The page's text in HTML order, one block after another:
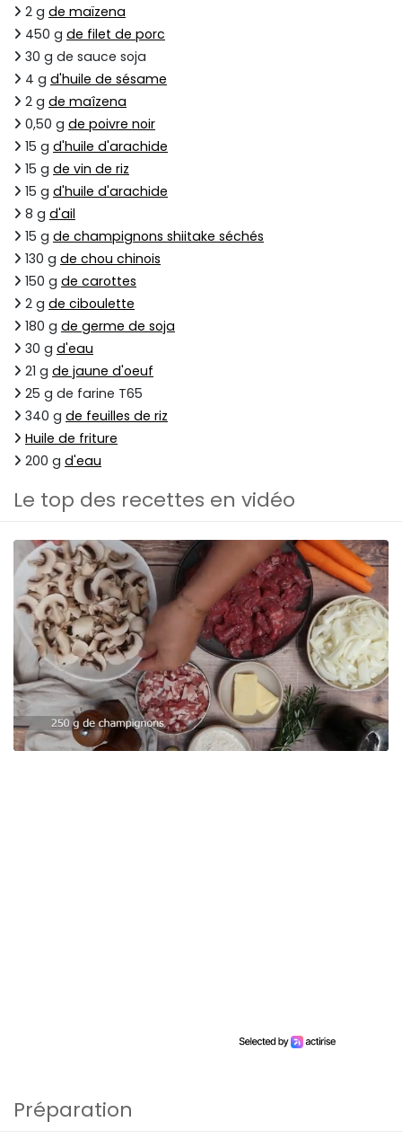
2 g de maïzena
450 g de filet de porc
30 g de sauce soja
4 g d'huile de sésame
2 g de maîzena
0,50 g de poivre noir
15 g d'huile d'arachide
15 g de vin de riz
15 g d'huile d'arachide
8 g d'ail
15 g de champignons shiitake séchés
130 g de chou chinois
150 g de carottes
2 g de ciboulette
180 g de germe de soja
30 g d'eau
21 g de jaune d'oeuf
25 g de farine T65
340 g de feuilles de riz
Huile de friture
200 g d'eau
Le top des recettes en vidéo
Préparation